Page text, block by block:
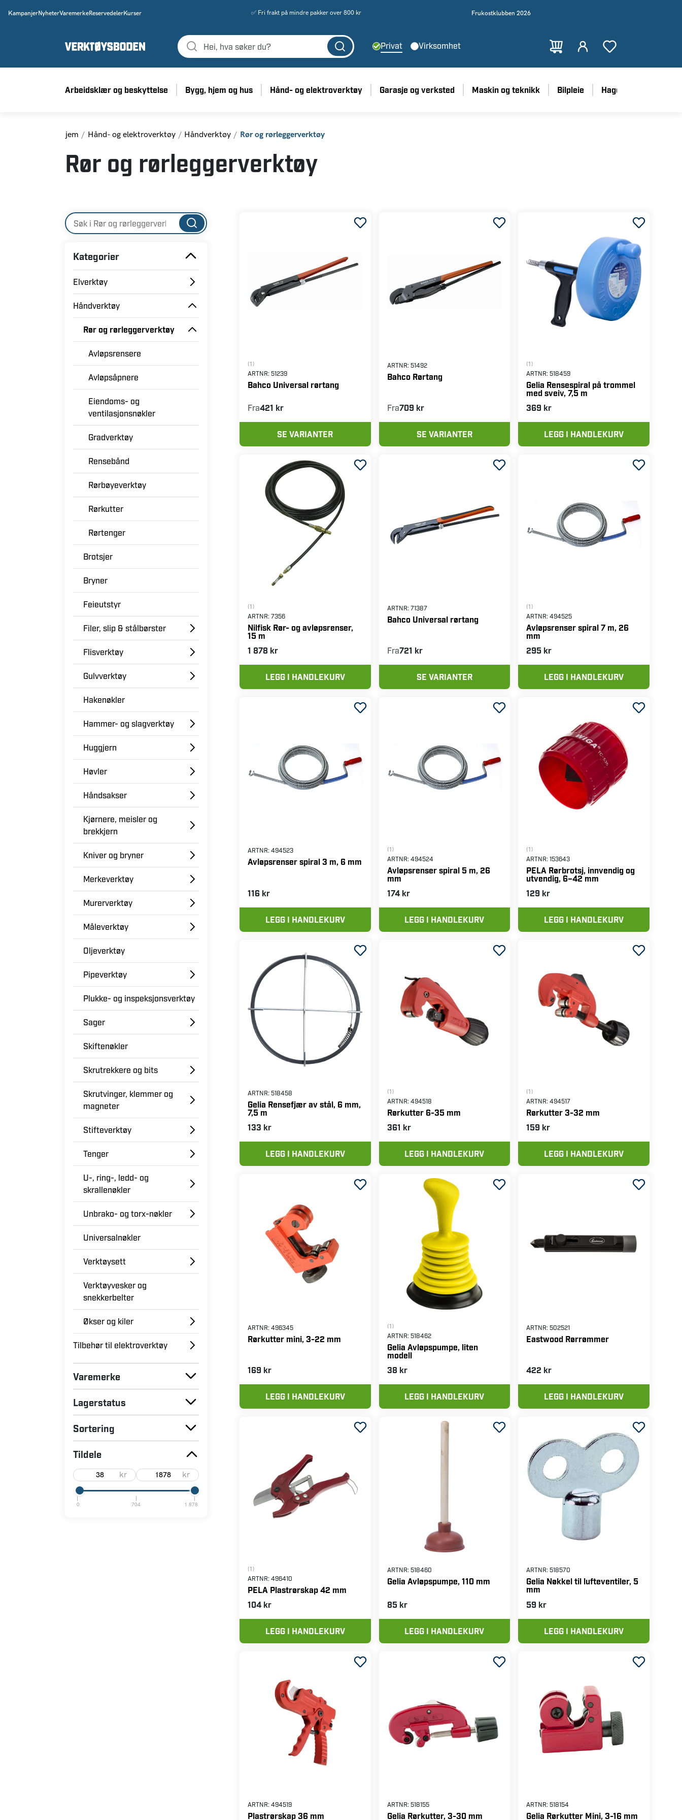
KampanjerNyheterVaremerkeReservedelerKurser ✅ Fri frakt på mindre pakker over 800 kr Frukostklubben 2026
Privat Virksomhet
Arbeidsklær og beskyttelse Bygg, hjem og hus Hånd- og elektroverktøy Garasje og verksted Maskin og teknikk Bilpleie Hage
Hjem Hånd- og elektroverktøy Håndverktøy Rør og rørleggerverktøy
Rør og rørleggerverktøy
Kategorier
Elverktøy
Håndverktøy
Rør og rørleggerverktøy
Avløpsrensere
Avløpsåpnere
Eiendoms- og
ventilasjonsnøkler
Gradverktøy
Rensebånd
Rørbøyeverktøy
Rørkutter
Rørtenger
Brotsjer
Bryner
Feieutstyr
Filer, slip & stålbørster
Flisverktøy
Gulvverktøy
Hakenøkler
Hammer- og slagverktøy
Huggjern
Høvler
Håndsakser
Kjørnere, meisler og
brekkjern
Kniver og bryner
Merkeverktøy
Murerverktøy
Måleverktøy
Oljeverktøy
Pipeverktøy
Plukke- og inspeksjonsverktøy
Sager
Skiftenøkler
Skrutrekkere og bits
Skrutvinger, klemmer og
magneter
Stifteverktøy
Tenger
U-, ring-, ledd- og
skrallenøkler
Unbrako- og torx-nøkler
Universalnøkler
Verktøysett
Verktøyvesker og
snekkerbelter
Økser og kiler
Tilbehør til elektroverktøy
Varemerke
Lagerstatus
Sortering
Tildele
kr kr
0 704 1 878
(1)
ARTNR: 51239
Bahco Universal rørtang
Fra421 kr
SE VARIANTER
ARTNR: 51492
Bahco Rørtang
Fra709 kr
SE VARIANTER
(1)
ARTNR:518459
Gelia Rensespiral på trommel
med sveiv, 7,5 m
369 kr
LEGG I HANDLEKURV
(1)
ARTNR: 7356
Nilfisk Rør- og avløpsrenser,
15 m
1 878 kr
LEGG I HANDLEKURV
ARTNR: 71387
Bahco Universal rørtang
Fra721 kr
SE VARIANTER
(1)
ARTNR:494525
Avløpsrenser spiral 7 m, 26
mm
295 kr
LEGG I HANDLEKURV
ARTNR: 494523
Avløpsrenser spiral 3 m, 6 mm
116 kr
LEGG I HANDLEKURV
(1)
ARTNR: 494524
Avløpsrenser spiral 5 m, 26
mm
174 kr
LEGG I HANDLEKURV
(1)
ARTNR:153643
PELA Rørbrotsj, innvendig og
utvendig, 6–42 mm
129 kr
LEGG I HANDLEKURV
ARTNR: 518458
Gelia Rensefjær av stål, 6 mm,
7,5 m
133 kr
LEGG I HANDLEKURV
(1)
ARTNR: 494518
Rørkutter 6-35 mm
361 kr
LEGG I HANDLEKURV
(1)
ARTNR:494517
Rørkutter 3-32 mm
159 kr
LEGG I HANDLEKURV
ARTNR: 496345
Rørkutter mini, 3-22 mm
169 kr
LEGG I HANDLEKURV
(1)
ARTNR: 518462
Gelia Avløpspumpe, liten
modell
38 kr
LEGG I HANDLEKURV
ARTNR:502521
Eastwood Rørrømmer
422 kr
LEGG I HANDLEKURV
(1)
ARTNR: 496410
PELA Plastrørskap 42 mm
104 kr
LEGG I HANDLEKURV
ARTNR: 518460
Gelia Avløpspumpe, 110 mm
85 kr
LEGG I HANDLEKURV
ARTNR:518570
Gelia Nøkkel til lufteventiler, 5
mm
59 kr
LEGG I HANDLEKURV
ARTNR: 494519
Plastrørskap 36 mm
ARTNR: 518155
Gelia Rørkutter, 3-30 mm
ARTNR:518154
Gelia Rørkutter Mini, 3-16 mm